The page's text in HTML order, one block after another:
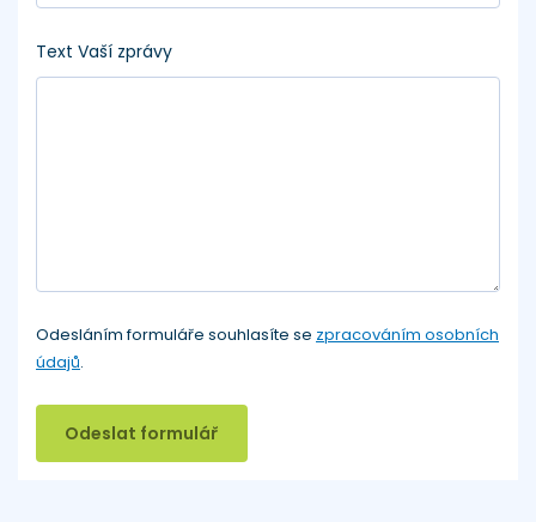
Text Vaší zprávy
Odesláním formuláře souhlasíte se zpracováním osobních
údajů.
Odeslat formulář